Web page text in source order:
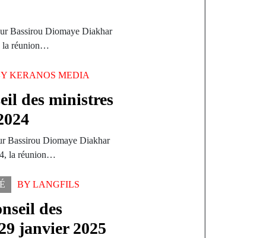
Bassirou Diomaye Diakhar
la réunion…
KERANOS MEDIA
des ministres
Bassirou Diomaye Diakhar
la réunion…
BYLANGFILS
des
janvier 2025